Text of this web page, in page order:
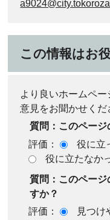
この情報はお
より良いホームペ
意見をお聞かせくだ
質問：このページ
評価：
役に立
役に立たなか
質問：このペー
すか？
評価：
見つけ